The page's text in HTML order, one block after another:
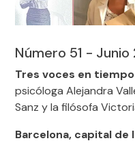
Número 51 - Junio
Tres voces en
psicóloga Alejandra
Sanz y la filósofa
Barcelona, capital de